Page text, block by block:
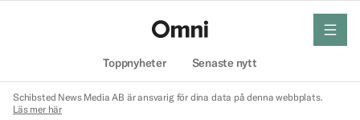
Toppnyheter Senaste nytt
meny
Schibsted News Media AB är ansvarig för dina data på denna webbplats.
Läs mer här